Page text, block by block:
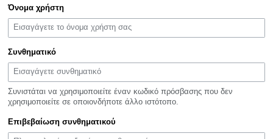
στην
πλοήγηση
στην
αναζήτηση
Όνομα χρήστη
Συνθηματικό
Συνιστάται να χρησιμοποιείτε έναν κωδικό πρόσβασης που δεν
χρησιμοποιείτε σε οποιονδήποτε άλλο ιστότοπο.
Επιβεβαίωση συνθηματικού